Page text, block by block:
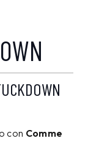
con Comme